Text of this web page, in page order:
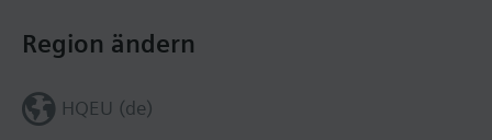
Region ändern
HQEU (de)